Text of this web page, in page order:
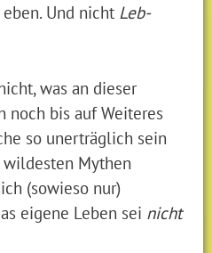
eben. Und nicht Leb-
was an dieser
noch bis auf Weiteres
so unerträglich sein
wildesten Mythen
(sowieso nur)
eigene Leben sei nicht